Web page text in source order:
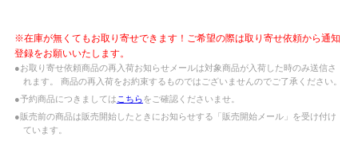
※在庫が無くてもお取り寄せできます！ご希望の際は取り寄せ依頼から通知
登録をお願いいたします。
●お取り寄せ依頼商品の再入荷お知らせメールは対象商品が入荷した時のみ送信さ
れます。 商品の再入荷をお約束するものではございませんのでご了承ください。
●予約商品につきましては こちらをご確認くださいませ。
●販売前の商品は販売開始したときにお知らせする「販売開始メール」を受け付け
ています。